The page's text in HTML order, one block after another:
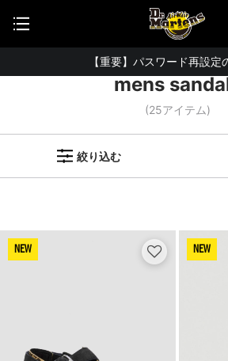
公式アプリで最大3,000円
【重要】パスワード再設定
【重要なお知らせ】偽サイトにご
お友達にポイントをプレゼントでき
会員特典に2000円・3000円
ドクターマーチン製品のコピー品に
11,000円以上で送料無料・サ
ホーム 検索ワード：mens sandals
mens
(25アイテム)
絞り込む
NEW NEW